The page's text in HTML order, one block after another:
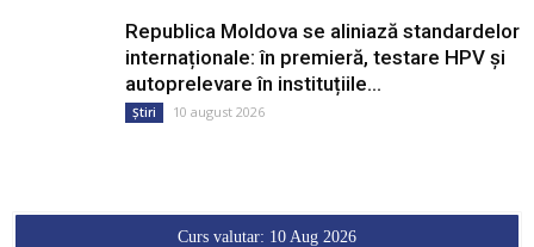
Republica Moldova se aliniază standardelor
internaționale: în premieră, testare HPV și
autoprelevare în instituțiile...
Știri 10 august 2026
Curs valutar: 10 Aug 2026